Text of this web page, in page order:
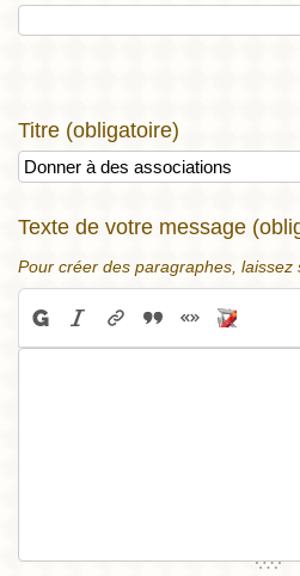
Titre (obligatoire)
Texte de votre message
Pour créer des paragraphes, laissez